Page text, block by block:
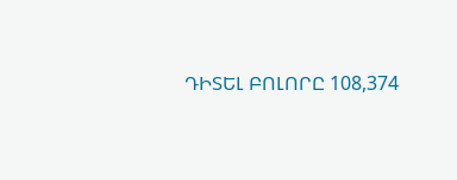
ԴԻՏԵԼ ԲՈԼՈՐԸ 108,374